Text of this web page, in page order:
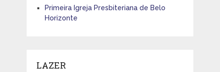
Primeira Igreja Presbiteriana de Belo
Horizonte
LAZER